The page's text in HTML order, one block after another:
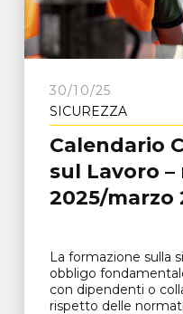
30/10/25
SICUREZZA
Calendario
sul Lavoro
2025/marzo
La formazione sulla
obbligo
con dipendenti o
rispetto delle